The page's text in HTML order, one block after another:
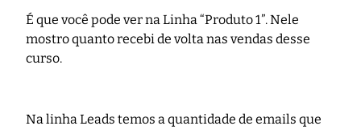
É que você pode ver na Linha “Produto 1”. Nele
mostro quanto recebi de volta nas vendas desse
curso.
Na linha Leads temos a quantidade de emails que